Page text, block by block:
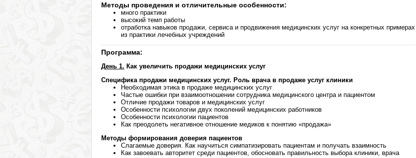
Методы проведения и отличительные особенности:
много практики
высокий темп работы
отработка навыков продажи, сервиса и продвижения медицинских услуг на конкретных примерах
из практики лечебных учреждений
Программа:
День 1. Как увеличить продажи медицинских услуг
Специфика продажи медицинских услуг. Роль врача в продаже услуг клиники
Необходимая этика в продаже медицинских услуг
Частые ошибки при взаимоотношении сотрудника медицинского центра и пациентом
Отличие продажи товаров и медицинских услуг
Особенности психологии двух поколений медицинских работников
Особенности психологии пациентов
Как преодолеть негативное отношение медиков к понятию «продажа»
Методы формирования доверия пациентов
Слагаемые доверия. Как научиться симпатизировать пациентам и получать взаимность
Как завоевать авторитет среди пациентов, обосновать правильность выбора клиники, врача